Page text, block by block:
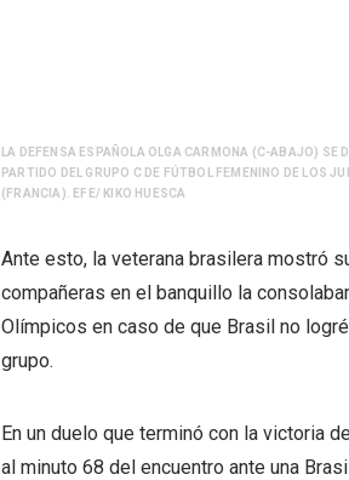
LA DEFENSA ESPAÑOLA OLGA CARMONA (C-ABAJO) SE
PARTIDO DEL GRUPO C DE FÚTBOL FEMENINO DE LOS
(FRANCIA). EFE/ KIKO HUESCA
Ante esto, la veterana brasilera mostró
compañeras en el banquillo la
Olímpicos en caso de que Brasil no
grupo.
En un duelo que terminó con la victoria
al minuto 68 del encuentro ante una